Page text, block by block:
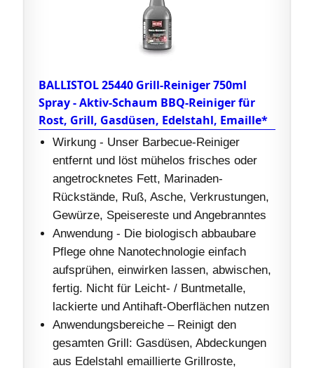
BALLISTOL 25440 Grill-Reiniger 750ml
Spray - Aktiv-Schaum BBQ-Reiniger für
Rost, Grill, Gasdüsen, Edelstahl, Emaille*
Wirkung - Unser Barbecue-Reiniger
entfernt und löst mühelos frisches oder
angetrocknetes Fett, Marinaden-
Rückstände, Ruß, Asche, Verkrustungen,
Gewürze, Speisereste und Angebranntes
Anwendung - Die biologisch abbaubare
Pflege ohne Nanotechnologie einfach
aufsprühen, einwirken lassen, abwischen,
fertig. Nicht für Leicht- / Buntmetalle,
lackierte und Antihaft-Oberflächen nutzen
Anwendungsbereiche – Reinigt den
gesamten Grill: Gasdüsen, Abdeckungen
aus Edelstahl emaillierte Grillroste,